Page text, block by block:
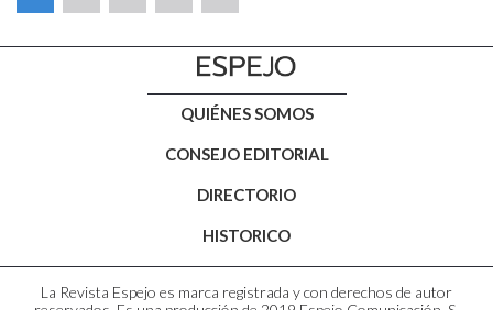
QUIÉNES SOMOS
CONSEJO EDITORIAL
DIRECTORIO
HISTORICO
La Revista Espejo es marca registrada y con derechos de autor